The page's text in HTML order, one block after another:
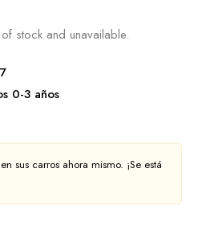
stock and unavailable.
0-3 años
sus carros ahora mismo. ¡Se está